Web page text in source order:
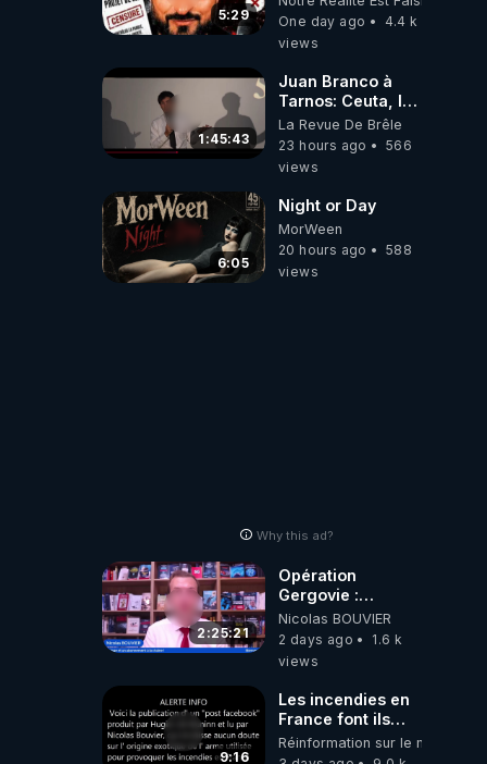
5:29
referme sur les
usagers !
One day ago
4.4 k
views
1:45:43
Juan Branco à
Tarnos: Ceuta, le
narcotrafic et le
pouvoir en France
La Revue De Brêle
23 hours ago
566
views
6:05
Night or Day
MorWeen
20 hours ago
588
views
Why this ad?
2:25:21
Opération
Gergovie :
‪@38resistancegauloise‬
‪@MarionSigautOfficiel‬
‪@gladysriifard5710‬
Nicolas BOUVIER
2 days ago
1.6 k
views
9:16
Les incendies en
France font ils
partie d' un plan
qui aurait débuté
Réinformation sur le monde